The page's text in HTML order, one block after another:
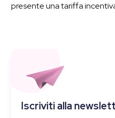
presente una tariffa
Iscriviti alla